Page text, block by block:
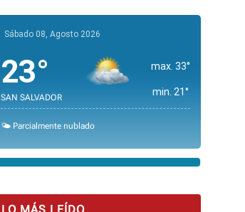
Sábado 08, Agosto 2026
23°
SAN SALVADOR
max. 33°
min. 21°
🌤️ Parcialmente nublado